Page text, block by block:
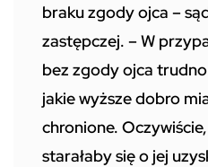
braku zgody ojca –
zastępczej. – W
bez zgody ojca
jakie wyższe dobro
chronione.
starałaby się o jej